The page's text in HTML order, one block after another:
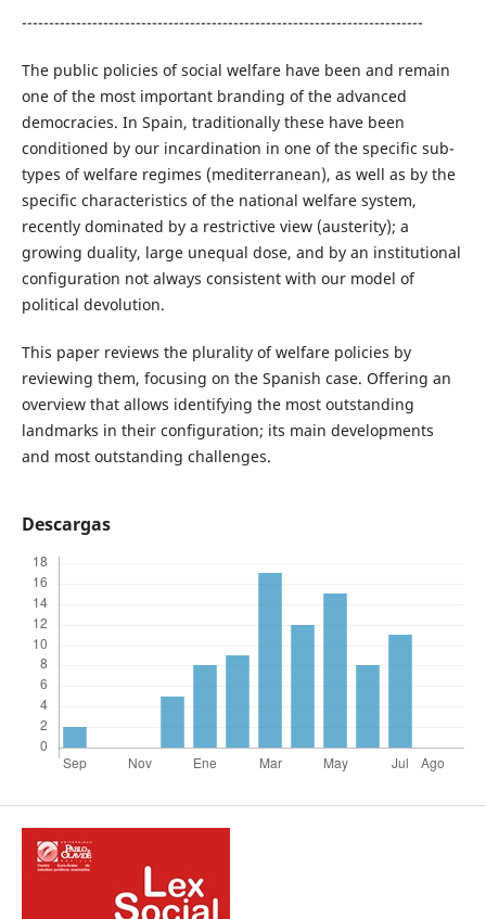
--------------------------------------------------------------------------
The public policies of social welfare have been and remain
one of the most important branding of the advanced
democracies. In Spain, traditionally these have been
conditioned by our incardination in one of the specific sub-
types of welfare regimes (mediterranean), as well as by the
specific characteristics of the national welfare system,
recently dominated by a restrictive view (austerity); a
growing duality, large unequal dose, and by an institutional
configuration not always consistent with our model of
political devolution.
This paper reviews the plurality of welfare policies by
reviewing them, focusing on the Spanish case. Offering an
overview that allows identifying the most outstanding
landmarks in their configuration; its main developments
and most outstanding challenges.
Descargas